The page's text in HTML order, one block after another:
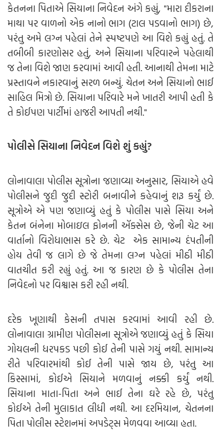
કેતનના પિતાએ સિયાના નિવેદન અંગે કહ્યું, "મારા દીકરાના
માથા પર વાળનો એક નાનો ભાગ (ટાલ પડવાનો ભાગ) છે,
પરંતુ અમે લગ્ન પહેલાં તેને સ્પષ્ટપણે આ વિશે કહ્યું હતું. તે
તબીબી કારણોસર હતું, અને સિયાના પરિવારને પહેલાથી
જ તેના વિશે જાણ કરવામાં આવી હતી. આનાથી તેમના માટે
પ્રસ્તાવને નકારવાનું સરળ બન્યું. ચેતન અને સિયાનો ભાઈ
સાહિલ મિત્રો છે. સિયાના પરિવારે મને ખાતરી આપી હતી કે
તે કોઈપણ પાર્ટીમાં હાજરી આપતી નથી."
પોલીસે સિયાના નિવેદન વિશે શું કહ્યું?
લોનાવાલા પોલીસ સૂત્રોના જણાવ્યા અનુસાર, સિયાએ હવે
પોલીસને જુદી જુદી સ્ટોરી બનાવીને કહેવાનું શરૂ કર્યું છે.
સૂત્રોએ એ પણ જણાવ્યું હતું કે પોલીસ પાસે સિયા અને
કેતન બંનેના મોબાઇલ ફોનની ઍક્સેસ છે, જેની ચેટ આ
વાર્તાનો વિરોધાભાસ કરે છે. ચેટ એક સામાન્ય દંપતીની
હોય તેવી જ લાગે છે જે તેમના લગ્ન પહેલાં મીઠી મીઠી
વાતચીત કરી રહ્યું હતું. આ જ કારણ છે કે પોલીસ તેના
નિવેદનો પર વિશ્વાસ કરી રહી નથી.
દરેક ખૂણાથી કેસની તપાસ કરવામાં આવી રહી છે.
લોનાવાલા ગ્રામીણ પોલીસના સૂત્રોએ જણાવ્યું હતું કે સિયા
ગોયલની ધરપકડ પછી કોઈ તેની પાસે ગયું નથી. સામાન્ય
રીતે પરિવારમાંથી કોઈ તેની પાસે જાય છે, પરંતુ આ
કિસ્સામાં, કોઈએ સિયાને મળવાનું નક્કી કર્યું નથી.
સિયાના માતા-પિતા અને ભાઈ તેના ઘરે રહે છે, પરંતુ
કોઈએ તેની મુલાકાત લીધી નથી. આ દરમિયાન, ચેતનના
પિતા પોલીસ સ્ટેશનમાં અપડેટ્સ મેળવવા આવ્યા હતા.